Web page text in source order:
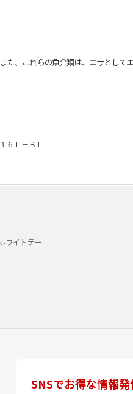
、これらの魚介類は、エサとして
６Ｌ－ＢＬ
ワイトデー
SNSでお得な情報発